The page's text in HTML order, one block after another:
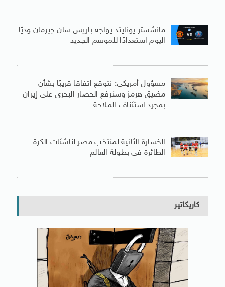
مانشستر يونايتد يواجه باريس سان جيرمان وديًا
اليوم استعدادًا للموسم الجديد
مسؤول أمريكى: نتوقع اتفاقا قريبًا بشأن
مضيق هرمز وسنرفع الحصار البحرى على إيران
بمجرد استئناف الملاحة
الخسارة الثانية لمنتخب مصر لناشئات الكرة
الطائرة فى بطولة العالم
كاريكاتير